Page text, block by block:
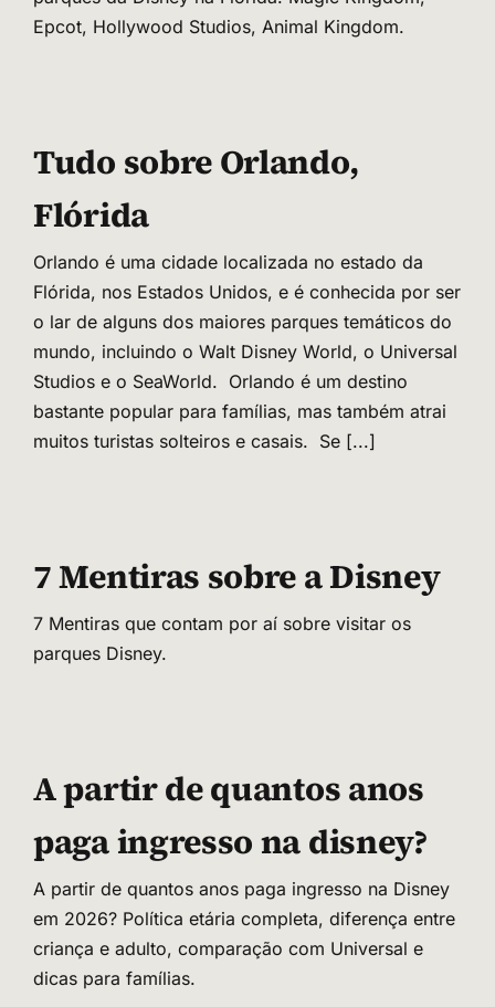
Epcot, Hollywood Studios, Animal Kingdom.
Tudo sobre Orlando,
Flórida
Orlando é uma cidade localizada no estado da
Flórida, nos Estados Unidos, e é conhecida por ser
o lar de alguns dos maiores parques temáticos do
mundo, incluindo o Walt Disney World, o Universal
Studios e o SeaWorld. Orlando é um destino
bastante popular para famílias, mas também atrai
muitos turistas solteiros e casais. Se [...]
7 Mentiras sobre a Disney
7 Mentiras que contam por aí sobre visitar os
parques Disney.
A partir de quantos anos
paga ingresso na disney?
A partir de quantos anos paga ingresso na Disney
em 2026? Política etária completa, diferença entre
criança e adulto, comparação com Universal e
dicas para famílias.